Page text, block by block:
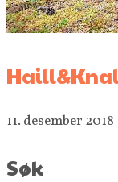
11. desember 2018
Søk